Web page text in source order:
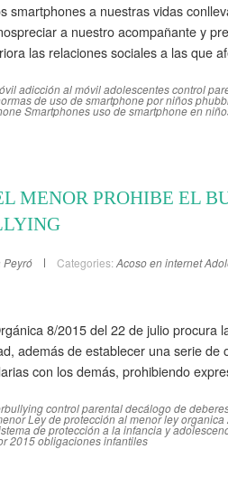
smartphones a nuestras vidas
a nuestro acompañante y
las relaciones sociales a las que
adicción al móvil adolescentescontrol
de uso de smartphone por niños
Smartphonesuso de smartphone en
MENOR PROHIBE EL
Peyró Categories: Acoso en internet
8/2015 del 22 de julio procura
además de establecer una serie de
con los demás, prohibiendo
control parentaldecálogo de
Ley de protección al menorley organica
de protección a la infancia y
2015obligaciones infantiles